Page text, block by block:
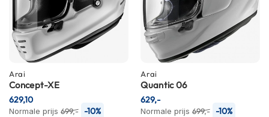
h
e
l
m
e
n
C
a
Arai
Concept-XE
Normale prijs 699,- -10%
629,10
Arai
Quantic 06
Normale prijs 699,- -10%
629,-